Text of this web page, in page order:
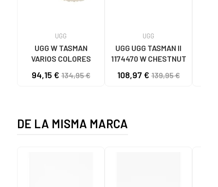
UGG
UGG W TASMAN
VARIOS COLORES
94,15 €134,95 €
UGG
UGG UGG TASMAN II
1174470 W CHESTNUT
108,97 €139,95 €
DE LA MISMA MARCA